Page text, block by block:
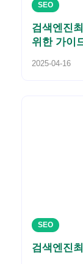
SEO
검색엔진
위한 가이
2025-04-16
SEO
검색엔진